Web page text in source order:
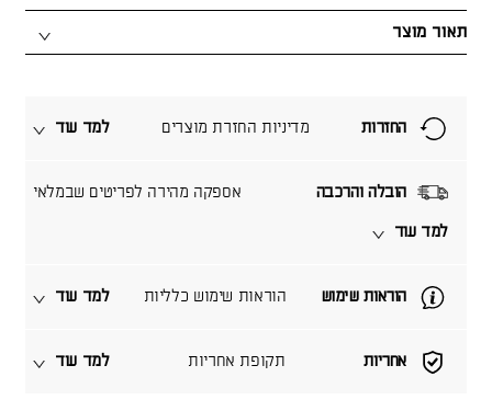
תאור מוצר
אחריות תקופת אחריות למד עוד
הוראות שימוש הוראות שימוש כלליות למד עוד
הובלה והרכבה אספקה מהירה לפריטים שבמלאי
למד עוד
החזרות מדיניות החזרת מוצרים למד עוד